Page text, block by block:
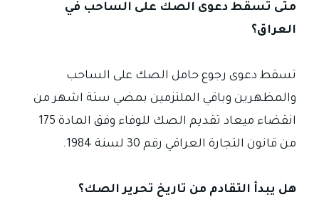
متى تسقط دعوى الصك على الساحب في
العراق؟
تسقط دعوى رجوع حامل الصك على الساحب
والمظهرين وباقي الملتزمين بمضي ستة اشهر من
انقضاء ميعاد تقديم الصك للوفاء وفق المادة 175
من قانون التجارة العراقي رقم 30 لسنة 1984.
هل يبدأ التقادم من تاريخ تحرير الصك؟